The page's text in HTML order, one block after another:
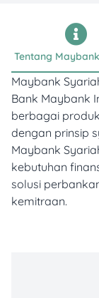
Tentang
Maybank
Bank Maybank
berbagai
dengan prinsip
Maybank
kebutuhan
solusi
kemitraan.